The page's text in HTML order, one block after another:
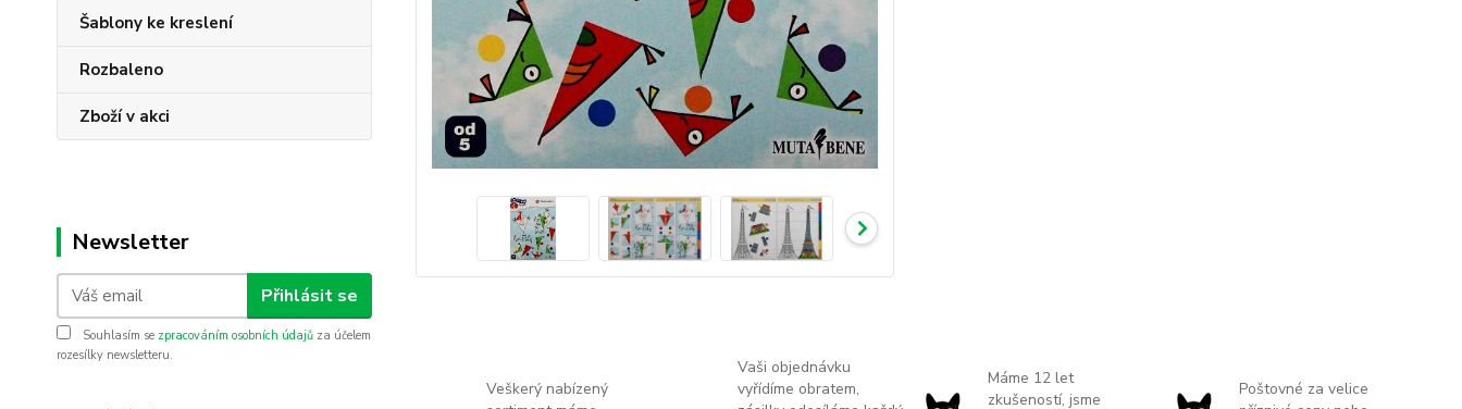
Šablony ke kreslení
Rozbaleno
Zboží v akci
Newsletter
Přihlásit se
Souhlasím se zpracováním osobních údajů za účelem
rozesílky newsletteru.
Veškerý nabízený
Vaši objednávku
vyřídíme obratem,
Máme 12 let
zkušeností, jsme
Poštovné za velice